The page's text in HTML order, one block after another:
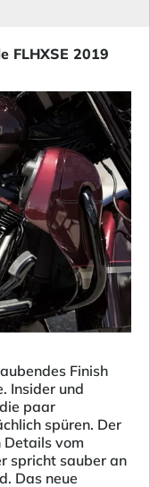
FLHXSE 2019
Finish
Insider und
paar
spüren. Der
Details vom
spricht sauber an
Das neue